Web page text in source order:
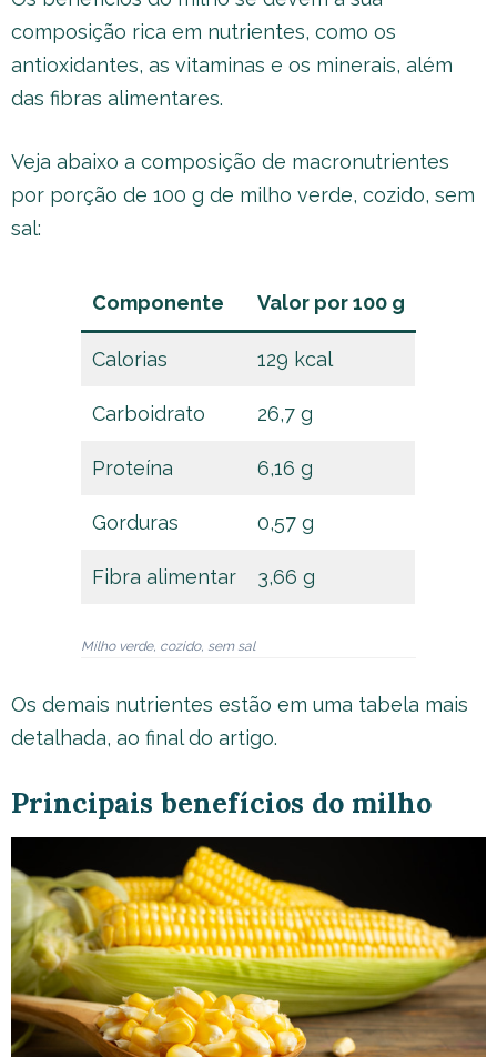
composição rica em nutrientes, como os
antioxidantes, as vitaminas e os minerais, além
das fibras alimentares.
Veja abaixo a composição de macronutrientes
por porção de 100 g de milho verde, cozido, sem
sal:
Componente Valor por 100 g
Calorias 129 kcal
Carboidrato 26,7 g
Proteína 6,16 g
Gorduras 0,57 g
Fibra alimentar 3,66 g
Milho verde, cozido, sem sal
Os demais nutrientes estão em uma tabela mais
detalhada, ao final do artigo.
Principais benefícios do milho